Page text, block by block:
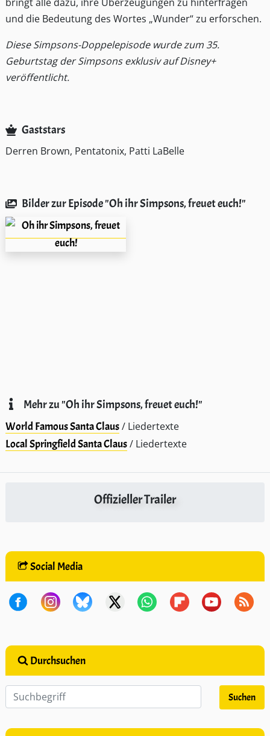
und die Bedeutung des Wortes „Wunder“ zu erforschen.
Diese Simpsons-Doppelepisode wurde zum 35.
Geburtstag der Simpsons exklusiv auf Disney+
veröffentlicht.
Gaststars
Derren Brown, Pentatonix, Patti LaBelle
Bilder zur Episode "Oh ihr Simpsons, freuet euch!"
Mehr zu "Oh ihr Simpsons, freuet euch!"
World Famous Santa Claus/ Liedertexte
Local Springfield Santa Claus/ Liedertexte
Offizieller Trailer
Social Media
Durchsuchen